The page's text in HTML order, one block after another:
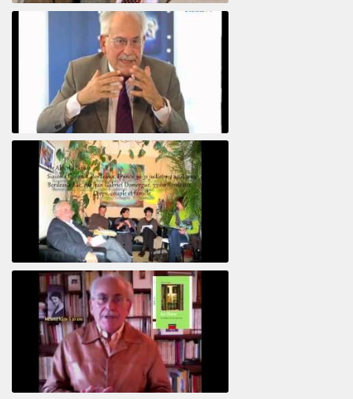
Psychanalyse du libertin
Le pervers narcissique et son complice
Revisitant le corps familial